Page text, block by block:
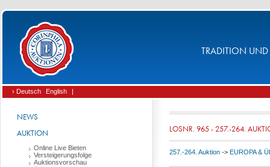
TRADITION UND
› Deutsch English |
NEWS
AUKTION
Online Live Bieten
Versteigerungsfolge
Auktionsvorschau
LOSNR. 965 - 257.-264.
257.-264. Auktion -> EUROPA &